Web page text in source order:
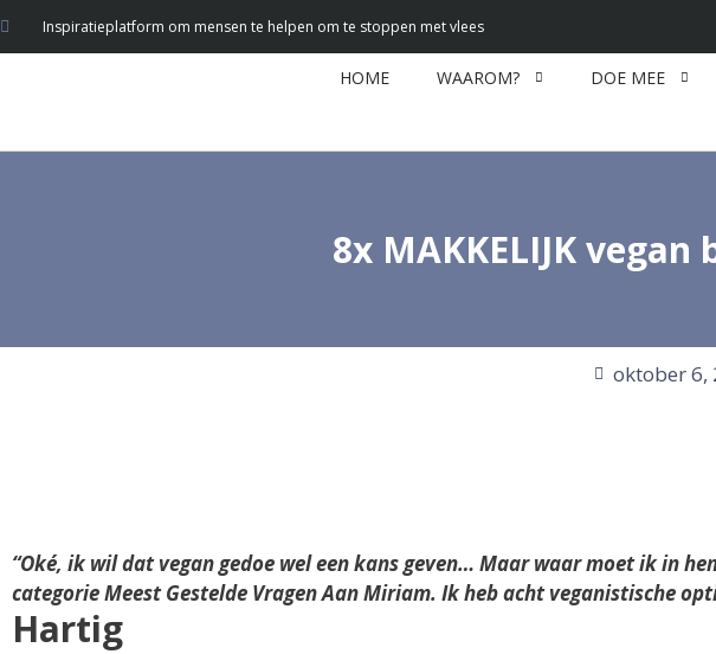
Inspiratieplatform om mensen te helpen om te stoppen met vlees
HOME WAAROM? DOE MEE
8x MAKKELIJK vegan
oktober 6,
“Oké, ik wil dat vegan gedoe wel een kans geven… Maar waar moet ik in
categorie Meest Gestelde Vragen Aan Miriam. Ik heb acht veganistische
Hartig